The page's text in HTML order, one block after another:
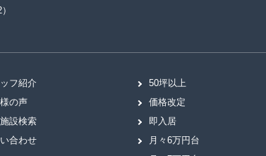
フ紹介
の声
設検索
合わせ
50坪以上
価格改定
即入居
月々6万円台